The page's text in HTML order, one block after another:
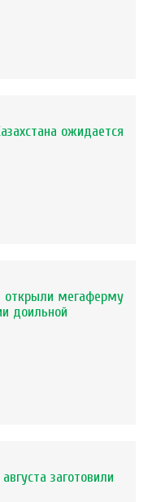
ожидается
открыли мегаферму
доильной
заготовили